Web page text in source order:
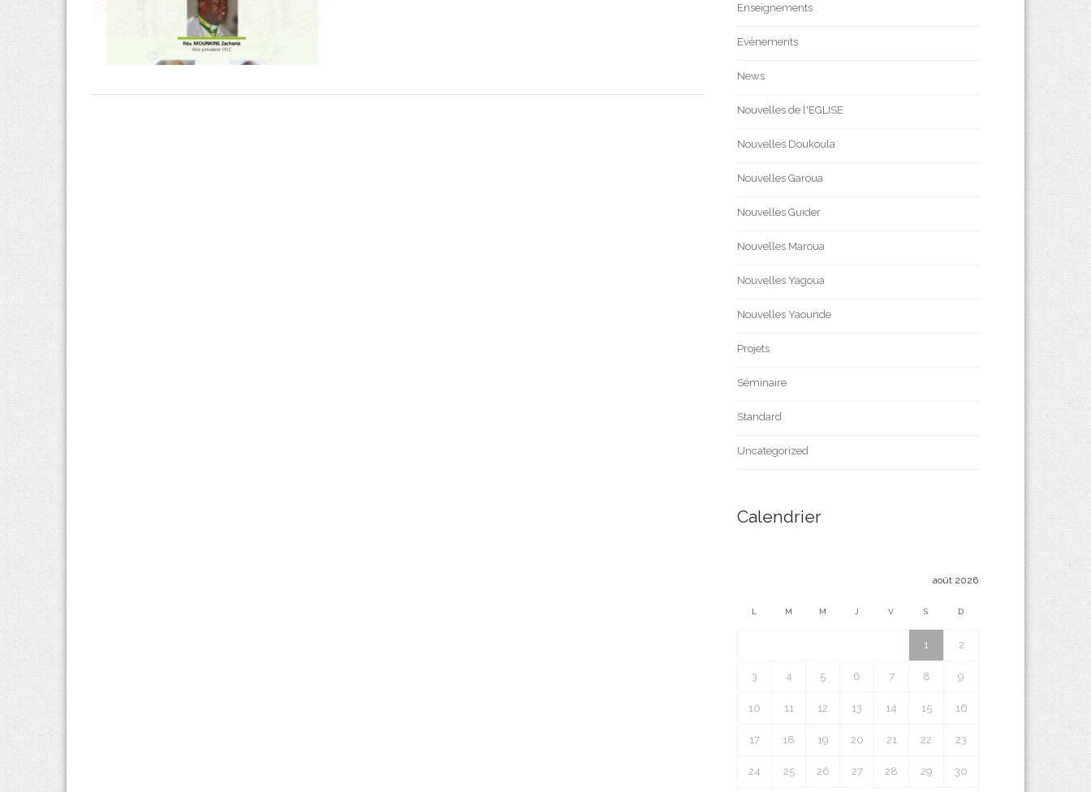
Enseignements
Evènements
News
Nouvelles de l'EGLISE
Nouvelles Doukoula
Nouvelles Garoua
Nouvelles Guider
Nouvelles Maroua
Nouvelles Yagoua
Nouvelles Yaounde
Projets
Séminaire
Standard
Uncategorized
Calendrier
août 2026
L M M J V S D
1 2
3 4 5 6 7 8 9
10 11 12 13 14 15 16
17 18 19 20 21 22 23
24 25 26 27 28 29 30